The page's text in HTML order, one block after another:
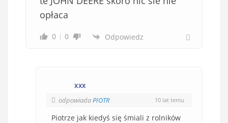
opłaca
0 0 Odpowiedz
xxx
odpowiadaPIOTR 10 lat temu
Piotrze jak kiedyś się śmiali z rolników